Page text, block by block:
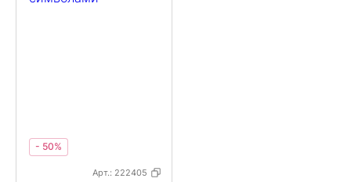
- 50%
Арт.: 222405